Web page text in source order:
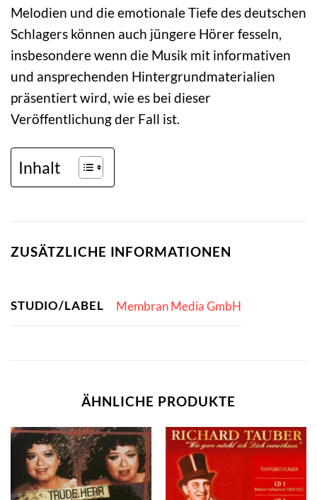
Melodien und die emotionale Tiefe des deutschen
Schlagers können auch jüngere Hörer fesseln,
insbesondere wenn die Musik mit informativen
und ansprechenden Hintergrundmaterialien
präsentiert wird, wie es bei dieser
Veröffentlichung der Fall ist.
Inhalt
ZUSÄTZLICHE INFORMATIONEN
STUDIO/LABEL Membran Media GmbH
ÄHNLICHE PRODUKTE